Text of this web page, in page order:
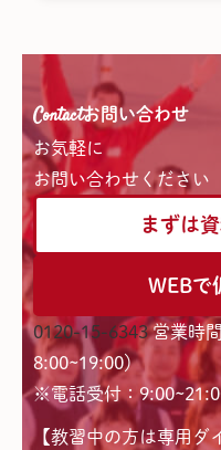
Contactお問い合わせ
お気軽に
お問い合わせください
まずは
WEBで
0120-15-6343 営業時
8:00~19:00）
※電話受付：
【教習中の方は専用ダ